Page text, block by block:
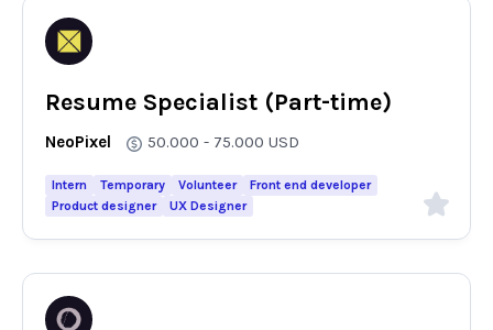
Resume Specialist (Part-time)
NeoPixel 50.000 - 75.000 USD
Intern Temporary Volunteer
Front end developer
Product designer
UX Designer